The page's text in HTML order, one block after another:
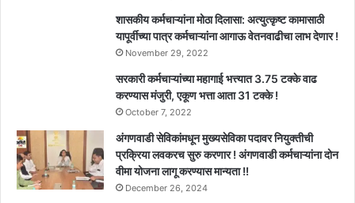
शासकीय कर्मचाऱ्यांना मोठा दिलासा: अत्युत्कृष्ट कामासाठी
यापूर्वीच्या पात्र कर्मचाऱ्यांना आगाऊ वेतनवाढीचा लाभ देणार !
November 29, 2022
सरकारी कर्मचाऱ्यांच्या महागाई भत्त्यात 3.75 टक्के वाढ
करण्यास मंजुरी, एकूण भत्ता आता 31 टक्के !
October 7, 2022
अंगणवाडी सेविकांमधून मुख्यसेविका पदावर नियुक्तीची
प्रक्रिया लवकरच सुरु करणार ! अंगणवाडी कर्मचाऱ्यांना दोन
वीमा योजना लागू करण्यास मान्यता !!
December 26, 2024